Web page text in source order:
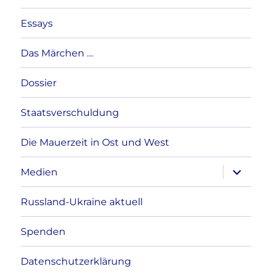
Essays
Das Märchen …
Dossier
Staatsverschuldung
Die Mauerzeit in Ost und West
Medien
anzeigen
Russland-Ukraine aktuell
Spenden
Datenschutzerklärung